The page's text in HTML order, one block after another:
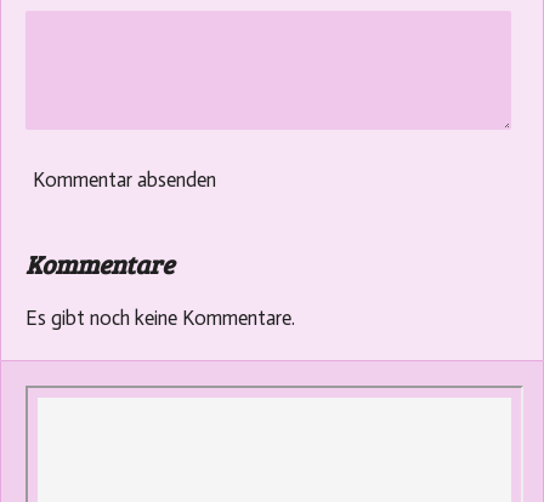
Kommentar absenden
Kommentare
Es gibt noch keine Kommentare.